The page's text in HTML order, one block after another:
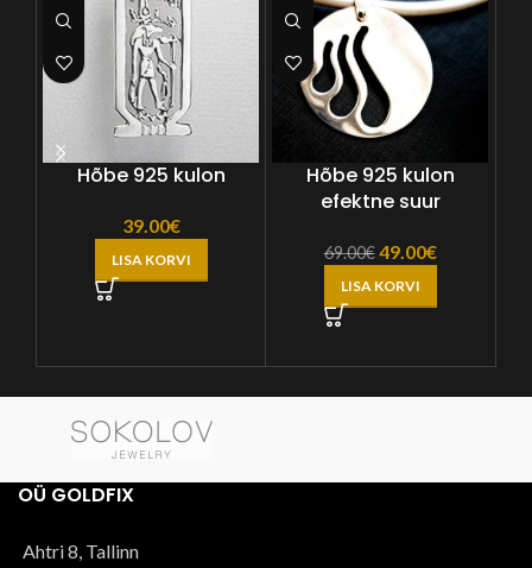
Hõbe 925 kulon
39.00€
LISA KORVI
Hõbe 925 kulon
efektne suur
69.00€ Algne
hind
oli:
49.00€Praegune
on:
LISA KORVI
OÜ GOLDFIX
Ahtri 8, Tallinn